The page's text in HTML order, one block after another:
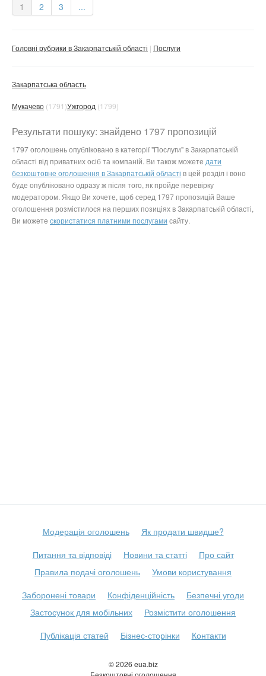
1 2 3 ...
Головні рубрики в Закарпатській області Послуги
Закарпатська область
Мукачево (1791)Ужгород (1799)
Результати пошуку: знайдено 1797 пропозицій
1797 оголошень опубліковано в категорії "Послуги" в Закарпатській
області від приватних осіб та компаній. Ви також можете дати
безкоштовне оголошення в Закарпатській області в цей розділ і воно
буде опубліковано одразу ж після того, як пройде перевірку
модератором. Якщо Ви хочете, щоб серед 1797 пропозицій Ваше
оголошення розмістилося на перших позиціях в Закарпатській області,
Ви можете скористатися платними послугами сайту.
© 2026 eua.biz
Модерація оголошень
Як продати швидше?
Питання та відповіді
Новини та статті
Про сайт
Правила подачі оголошень
Умови користування
Заборонені товари
Конфіденційність
Безпечні угоди
Застосунок для мобільних
Розмістити оголошення
Публікація статей
Бізнес-сторінки Контакти